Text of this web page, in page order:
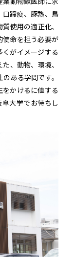
口蹄疫、豚熱、鳥
使用の適正化、
使命を担う必要が
がイメージする
、動物、環境、
ある学問です。
かけるに値する
大学でお待ちし